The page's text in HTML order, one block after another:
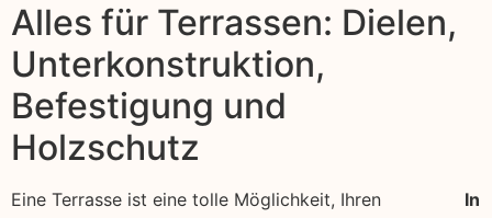
Alles für Terrassen: Dielen,
Unterkonstruktion,
Befestigung und
Holzschutz
Eine Terrasse ist eine tolle Möglichkeit, Ihren
In